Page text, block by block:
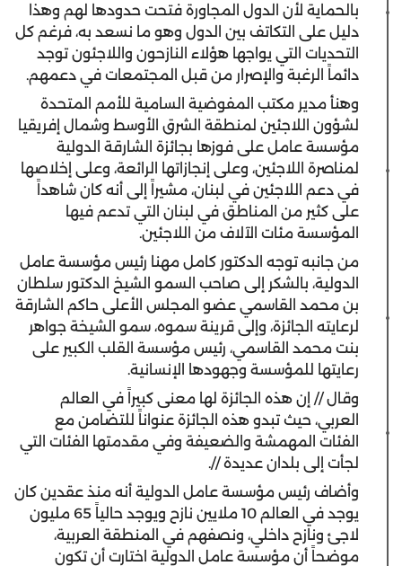
بالحماية لأن الدول المجاورة فتحت حدودها لهم وهذا
دليل على التكاتف بين الدول وهو ما نسعد به، فرغم كل
التحديات التي يواجها هؤلاء النازحون واللاجئون توجد
دائماً الرغبة والإصرار من قبل المجتمعات في دعمهم.
وهنأ مدير مكتب المفوضية السامية للأمم المتحدة
لشؤون اللاجئين لمنطقة الشرق الأوسط وشمال إفريقيا
مؤسسة عامل على فوزها بجائزة الشارقة الدولية
لمناصرة اللاجئين، وعلى إنجازاتها الرائعة، وعلى إخلاصها
في دعم اللاجئين في لبنان، مشيراً إلى أنه كان شاهداً
على كثير من المناطق في لبنان التي تدعم فيها
المؤسسة مئات الآلاف من اللاجئين.
من جانبه توجه الدكتور كامل مهنا رئيس مؤسسة عامل
الدولية، بالشكر إلى صاحب السمو الشيخ الدكتور سلطان
بن محمد القاسمي عضو المجلس الأعلى حاكم الشارقة
لرعايته الجائزة، وإلى قرينة سموه، سمو الشيخة جواهر
بنت محمد القاسمي، رئيس مؤسسة القلب الكبير على
رعايتها للمؤسسة وجهودها الإنسانية.
وقال // إن هذه الجائزة لها معنى كبيراً في العالم
العربي، حيث تبدو هذه الجائزة عنواناً للتضامن مع
الفئات المهمشة والضعيفة وفي مقدمتها الفئات التي
لجأت إلى بلدان عديدة //.
وأضاف رئيس مؤسسة عامل الدولية أنه منذ عقدين كان
يوجد في العالم 10 ملايين نازح ويوجد حالياً 65 مليون
لاجئ ونازح داخلي، ونصفهم في المنطقة العربية،
موضحاً أن مؤسسة عامل الدولية اختارت أن تكون